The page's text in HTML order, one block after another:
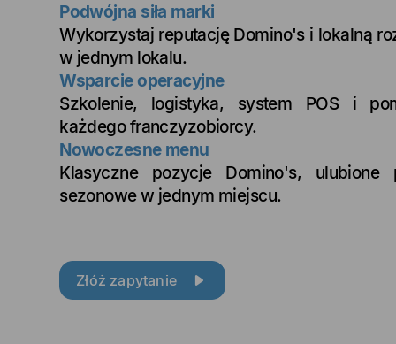
Podwójna siła marki
Wykorzystaj reputację Domino's i lokalną
w jednym lokalu.
Wsparcie operacyjne
Szkolenie, logistyka, system POS i
każdego franczyzobiorcy.
Nowoczesne menu
Klasyczne pozycje Domino's,
sezonowe w jednym miejscu.
Złóż zapytanie